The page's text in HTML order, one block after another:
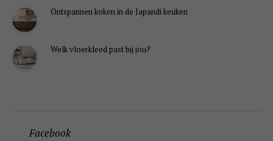
Ontspannen koken in de Japandi keuken
Welk vloerkleed past bij jou?
Facebook